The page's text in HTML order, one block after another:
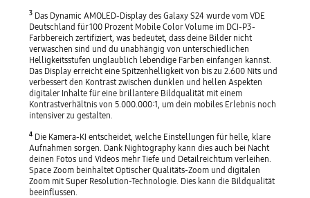
3 Das Dynamic AMOLED-Display des Galaxy S24 wurde vom VDE
Deutschland für 100 Prozent Mobile Color Volume im DCI-P3-
Farbbereich zertifiziert, was bedeutet, dass deine Bilder nicht
verwaschen sind und du unabhängig von unterschiedlichen
Helligkeitsstufen unglaublich lebendige Farben einfangen kannst.
Das Display erreicht eine Spitzenhelligkeit von bis zu 2.600 Nits und
verbessert den Kontrast zwischen dunklen und hellen Aspekten
digitaler Inhalte für eine brillantere Bildqualität mit einem
Kontrastverhältnis von 5.000.000:1, um dein mobiles Erlebnis noch
intensiver zu gestalten.
4 Die Kamera-KI entscheidet, welche Einstellungen für helle, klare
Aufnahmen sorgen. Dank Nightography kann dies auch bei Nacht
deinen Fotos und Videos mehr Tiefe und Detailreichtum verleihen.
Space Zoom beinhaltet Optischer Qualitäts-Zoom und digitalen
Zoom mit Super Resolution-Technologie. Dies kann die Bildqualität
beeinflussen.